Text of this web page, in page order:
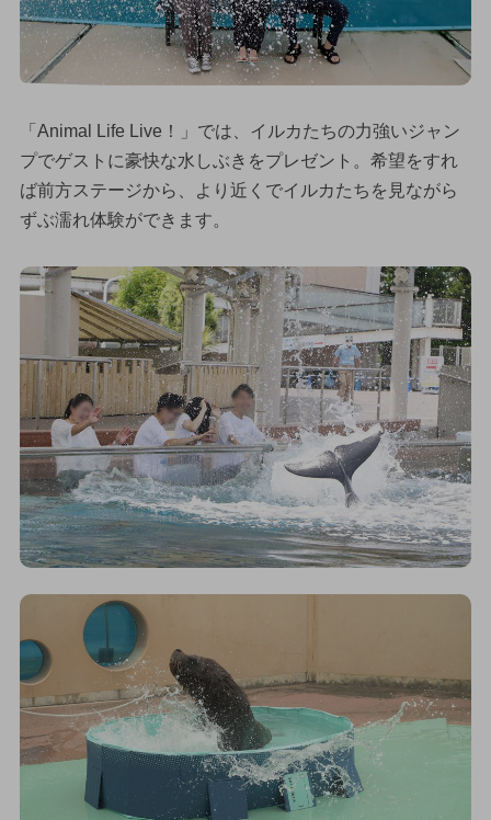
「Animal Life Live！」では、イルカたちの力強いジャン
プでゲストに豪快な水しぶきをプレゼント。希望をすれ
ば前方ステージから、より近くでイルカたちを見ながら
ずぶ濡れ体験ができます。